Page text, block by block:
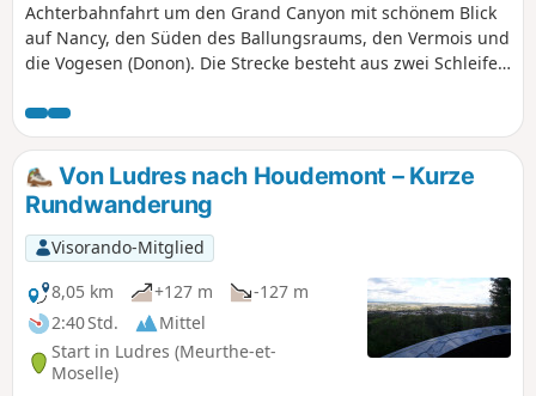
Achterbahnfahrt um den Grand Canyon mit schönem Blick
auf Nancy, den Süden des Ballungsraums, den Vermois und
die Vogesen (Donon). Die Strecke besteht aus zwei Schleifen
(Anfang und Ende) mit dem klassischen Wald des Plateau
de Haye, aber auch einer schönen Kalksteinwiese; eine
Passage am Bach Fonteno im Herzen des alten Dorfes
Houdemont und ein technisch anspruchsvollerer Teil an
den Hängen, mit abwechselnd flachen Abschnitten und
teilweise steilen Aufstiegen. Route aktualisiert im Dezember
2025.
Von Ludres nach Houdemont – Kurze
Rundwanderung
Visorando-Mitglied
8,05 km
+127 m
-127 m
2:40 Std.
Mittel
Start in Ludres (Meurthe-et-
Moselle)